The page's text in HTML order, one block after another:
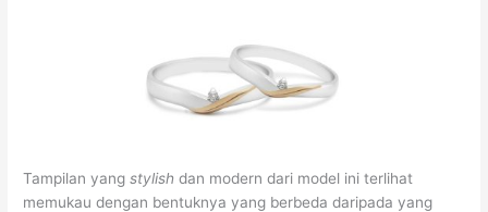
Tampilan yangstylish dan modern dari model ini terlihat
memukau dengan bentuknya yang berbeda daripada yang